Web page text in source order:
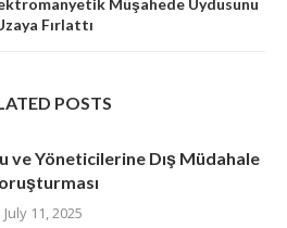
Fırlattı
POSTS
ve Yöneticilerine Dış Müdahale
July 11, 2025